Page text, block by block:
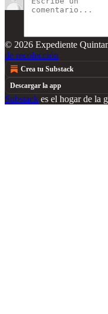
© 2026 Expediente
de recolección
Crea tu Substack
Descargar la app
Substack es el hogar de la